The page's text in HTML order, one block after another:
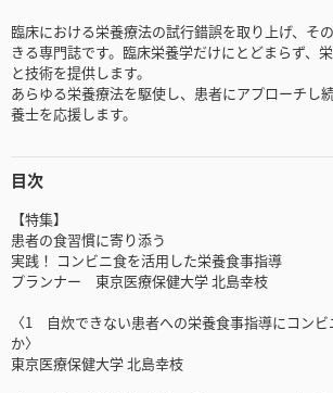
臨床における栄養療法の試行錯誤を取り上げ、そ
きる専門誌です。臨床栄養学だけにとどまらず、
と技術を提供します。
あらゆる栄養療法を駆使し、患者にアプローチし
養士を応援します。
目次
【特集】
患者の食習慣に寄り添う
実践！ コンビニ食を活用した栄養食事指導
プランナー 東京医療保健大学 北島幸枝
〈1 自炊できない患者への栄養食事指導にコンビ
か〉
東京医療保健大学 北島幸枝